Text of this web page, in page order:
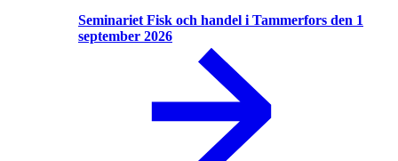
Seminariet Fisk och handel i Tammerfors den 1
september 2026